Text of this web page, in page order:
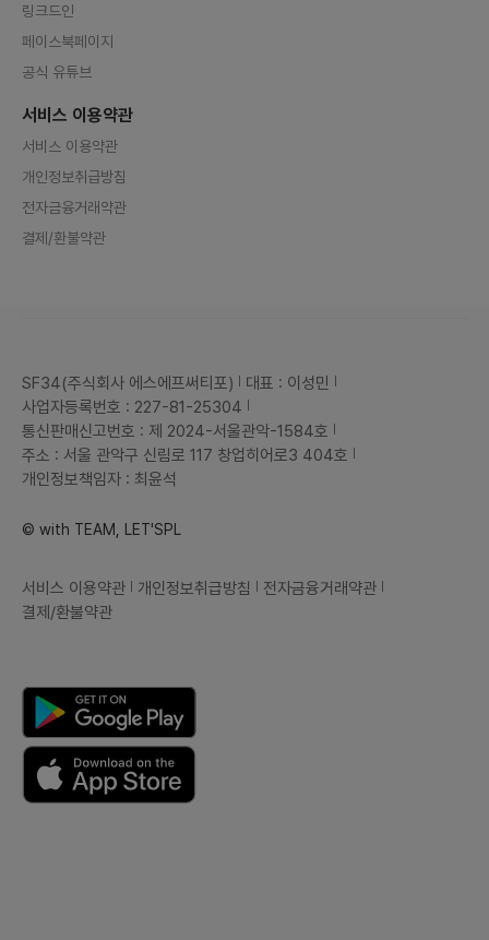
링크드인
페이스북페이지
공식 유튜브
서비스 이용약관
서비스 이용약관
개인정보취급방침
전자금융거래약관
결제/환불약관
SF34(주식회사 에스에프써티포)
대표 : 이성민
사업자등록번호 : 227-81-25304
통신판매신고번호 : 제 2024-서울관악-1584호
주소 : 서울 관악구 신림로 117 창업히어로3 404호
개인정보책임자 : 최윤석
© with TEAM, LET'SPL
서비스 이용약관 개인정보취급방침
전자금융거래약관
결제/환불약관